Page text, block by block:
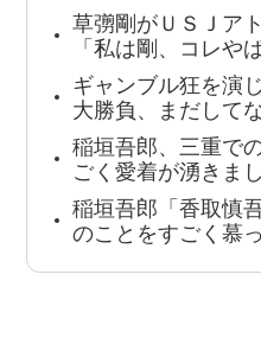
草彅剛がＵＳＪア
「私は剛、コレや
ギャンブル狂を演
大勝負、まだして
稲垣吾郎、三重で
ごく愛着が湧きま
稲垣吾郎「香取慎
のことをすごく慕